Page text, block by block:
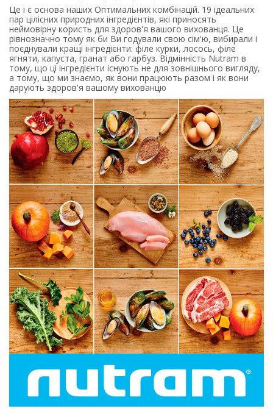
Це і є основа наших Оптимальних комбінацій. 19 ідеальних
пар цілісних природних інгредієнтів, які приносять
неймовірну користь для здоров'я вашого вихованця. Це
рівнозначно тому як би Ви годували свою сім'ю, вибирали і
поєднували кращі інгредієнти: філе курки, лосось, філе
ягняти, капуста, гранат або гарбуз. Відмінність Nutram в
тому, що ці інгредієнти існують не для зовнішнього вигляду,
а тому, що ми знаємо, як вони працюють разом і як вони
дарують здоров'я вашому вихованцю